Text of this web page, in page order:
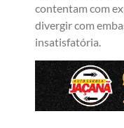
contentam com
divergir com
insatisfatória.